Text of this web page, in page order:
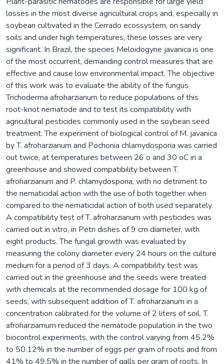
losses in the most diverse agricultural crops and, especially in
soybean cultivated in the Cerrado ecossystem, on sandy
soils and under high temperatures, these losses are very
significant. In Brazil, the species Meloidogyne javanica is one
of the most occurrent, demanding control measures that are
effective and cause low environmental impact. The objective
of this work was to evaluate the ability of the fungus
Trichoderma afroharzianum to reduce populations of this
root-knot nematode and to test its compatibility with
agricultural pesticides commonly used in the soybean seed
treatment. The experiment of biological control of M. javanica
by T. afroharzianum and Pochonia chlamydosporia was carried
out twice, at temperatures between 26 o and 30 oC in a
greenhouse and showed compatibility between T.
afroharzianum and P. chlamydosporia, with no detriment to
the nematicidal action with the use of both together when
compared to the nematicidal action of both used separately.
A compatibility test of T. afroharzianum with pesticides was
carried out in vitro, in Petri dishes of 9 cm diameter, with
eight products. The fungal growth was evaluated by
measuring the colony diameter every 24 hours on the culture
medium for a period of 3 days. A compatibility test was
carried out in the greenhouse and the seeds were treated
with chemicals at the recommended dosage for 100 kg of
seeds, with subsequent addition of T. afroharzianum in a
concentration calibrated for the volume of 2 liters of soil. T.
afroharziamum reduced the nematode population in the two
biocontrol experiments, with the control varying from 45.2%
to 50.12% in the number of eggs per gram of roots and from
41% to 49.5% in the number of galls per gram of roots. In